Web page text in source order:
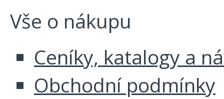
Vše o nákupu
Ceníky, katalogy a
Obchodní podmínky